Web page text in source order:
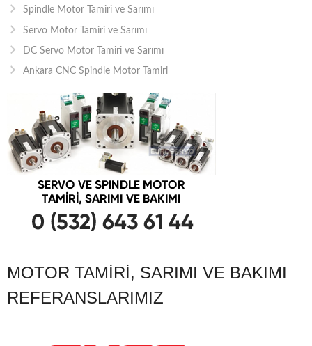
Spindle Motor Tamiri ve Sarımı
Servo Motor Tamiri ve Sarımı
DC Servo Motor Tamiri ve Sarımı
Ankara CNC Spindle Motor Tamiri
MOTOR TAMIRI, SARIMI VE BAKIMI
REFERANSLARIMIZ